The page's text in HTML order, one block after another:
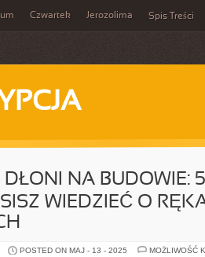
Czwartek Jerozolima Spis Treści
NA BUDOWIE:
WIEDZIEĆ O
POSTED ON MAJ - 13 - 2025
MOŻLIWOŚĆ